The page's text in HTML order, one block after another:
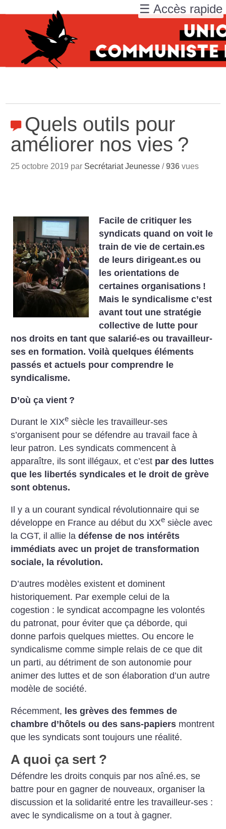
Quels outils pour
améliorer nos vies ?
25 octobre 2019 par Secrétariat Jeunesse /936 vues
Facile de critiquer les
syndicats quand on voit le
train de vie de certain.es
de leurs dirigeant.es ou
les orientations de
certaines organisations !
Mais le syndicalisme c’est
avant tout une stratégie
collective de lutte pour
nos droits en tant que salarié-es ou travailleur-
ses en formation. Voilà quelques éléments
passés et actuels pour comprendre le
syndicalisme.
D’où ça vient ?
Durant le XIXe siècle les travailleur-ses
s’organisent pour se défendre au travail face à
leur patron. Les syndicats commencent à
apparaître, ils sont illégaux, et c’est par des luttes
que les libertés syndicales et le droit de grève
sont obtenus.
Il y a un courant syndical révolutionnaire qui se
développe en France au début du XXe siècle avec
la CGT, il allie ladéfense de nos intérêts
immédiats avec un projet de transformation
sociale, la révolution.
D’autres modèles existent et dominent
historiquement. Par exemple celui de la
cogestion : le syndicat accompagne les volontés
du patronat, pour éviter que ça déborde, qui
donne parfois quelques miettes. Ou encore le
syndicalisme comme simple relais de ce que dit
un parti, au détriment de son autonomie pour
animer des luttes et de son élaboration d’un autre
modèle de société.
Récemment, les grèves des femmes de
chambre d’hôtels ou des sans-papiers montrent
que les syndicats sont toujours une réalité.
A quoi ça sert ?
Défendre les droits conquis par nos aîné.es, se
battre pour en gagner de nouveaux, organiser la
discussion et la solidarité entre les travailleur-ses :
avec le syndicalisme on a tout à gagner.
☰ Accès rapide